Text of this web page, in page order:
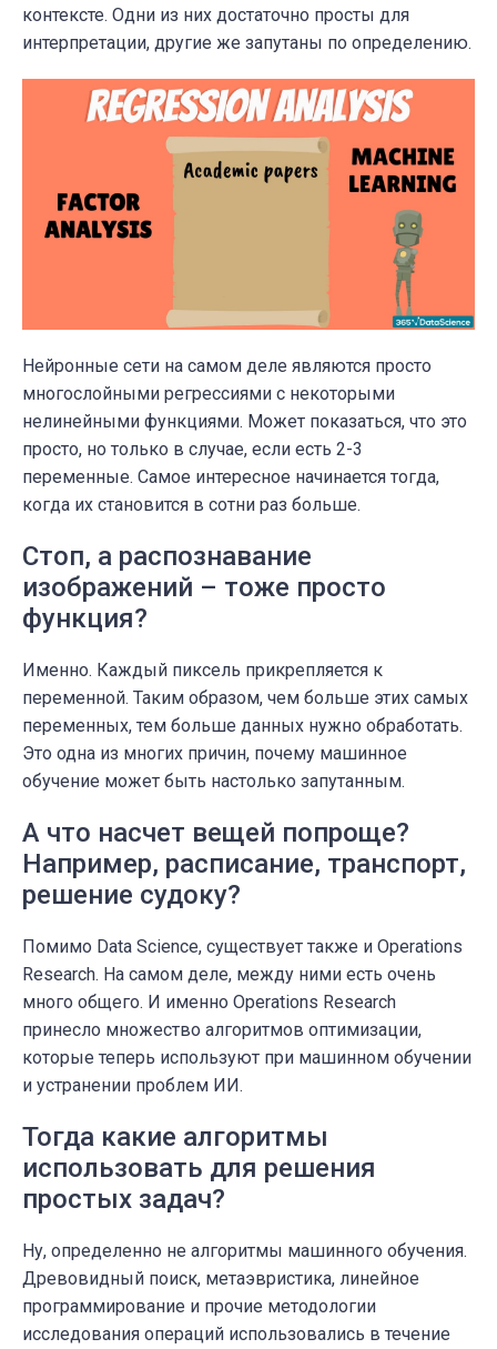
контексте. Одни из них достаточно просты для
интерпретации, другие же запутаны по определению.
Нейронные сети на самом деле являются просто
многослойными регрессиями с некоторыми
нелинейными функциями. Может показаться, что это
просто, но только в случае, если есть 2-3
переменные. Самое интересное начинается тогда,
когда их становится в сотни раз больше.
Стоп, а распознавание
изображений – тоже просто
функция?
Именно. Каждый пиксель прикрепляется к
переменной. Таким образом, чем больше этих самых
переменных, тем больше данных нужно обработать.
Это одна из многих причин, почему машинное
обучение может быть настолько запутанным.
А что насчет вещей попроще?
Например, расписание, транспорт,
решение судоку?
Помимо Data Science, существует также и Operations
Research. На самом деле, между ними есть очень
много общего. И именно Operations Research
принесло множество алгоритмов оптимизации,
которые теперь используют при машинном обучении
и устранении проблем ИИ.
Тогда какие алгоритмы
использовать для решения
простых задач?
Ну, определенно не алгоритмы машинного обучения.
Древовидный поиск, метаэвристика, линейное
программирование и прочие методологии
исследования операций использовались в течение